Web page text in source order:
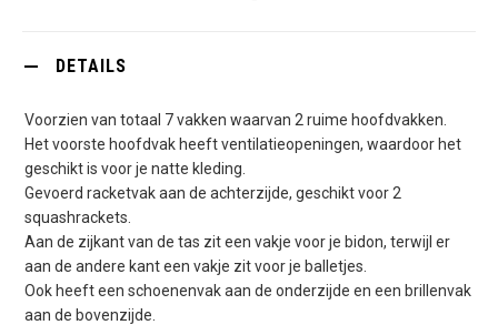
DETAILS
Voorzien van totaal 7 vakken waarvan 2 ruime hoofdvakken.
Het voorste hoofdvak heeft ventilatieopeningen, waardoor het
geschikt is voor je natte kleding.
Gevoerd racketvak aan de achterzijde, geschikt voor 2
squashrackets.
Aan de zijkant van de tas zit een vakje voor je bidon, terwijl er
aan de andere kant een vakje zit voor je balletjes.
Ook heeft een schoenenvak aan de onderzijde en een brillenvak
aan de bovenzijde.